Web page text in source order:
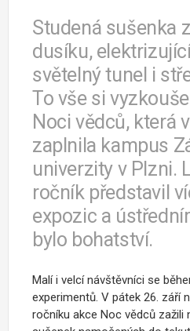
Studená sušenka
dusíku,
světelný tunel i
To vše si
Noci vědců, která
zaplnila kampus
univerzity v Plzni.
ročník představil
expozic a
bylo bohatství.
Malí i velcí návštěvníci se
experimentů. V pátek 26. září
ročníku akce Noc vědců zažili